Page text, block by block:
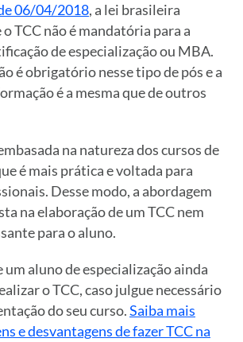
06/04/2018, a lei brasileira
TCC não é mandatória para a
de especialização ou MBA.
é obrigatório nesse tipo de pós e a
é a mesma que de outros
na natureza dos cursos de
é mais prática e voltada para
Desse modo, a abordagem
na elaboração de um TCC nem
para o aluno.
aluno de especialização ainda
o TCC, caso julgue necessário
do seu curso.Saiba mais
e desvantagens de fazer TCC na